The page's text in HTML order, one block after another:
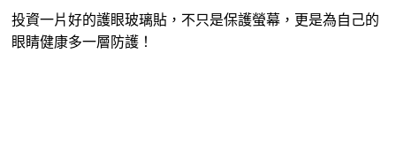
投資一片好的護眼玻璃貼，不只是保護螢幕，更是為自己的
眼睛健康多一層防護！